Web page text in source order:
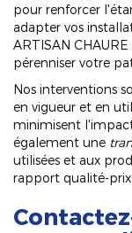
pour renforcer
adapter vos
ARTISAN
pérenniser votre
Nos interventions
en vigueur et en
minimisent
également une
utilisées et aux
rapport qualité-